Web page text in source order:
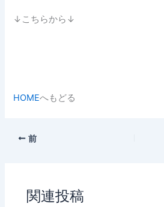
↓こちらから↓
HOMEへもどる
前
関連投稿